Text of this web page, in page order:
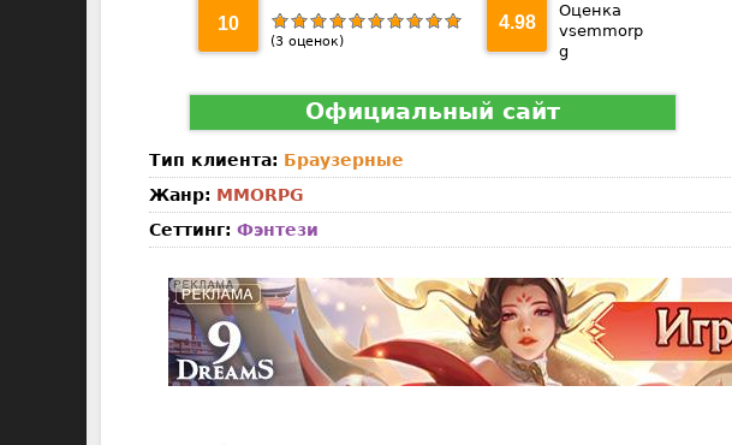
10
(3 оценок)
4.98
Оценка
vsemmorp
g
Официальный сайт
Тип клиента: Браузерные
Жанр: MMORPG
Сеттинг: Фэнтези